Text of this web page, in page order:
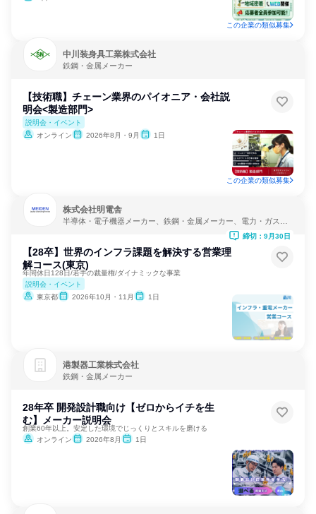
この企業の類似募集
中川装身具工業株式会社
鉄鋼・金属メーカー
【技術職】チェーン業界のパイオニア・会社説
明会<製造部門>
説明会・イベント
オンライン
2026年8月・9月 1日
この企業の類似募集
株式会社明電舎
半導体・電子機器メーカー、鉄鋼・金属メーカー、電力・ガス・
【28卒】世界のインフラ課題を解決する営業理
解コース(東京)
年間休日128日/若手の裁量権/ダイナミックな事業
説明会・イベント
東京都
2026年10月・11月 1日
締切：9月30日
港製器工業株式会社
鉄鋼・金属メーカー
28年卒 開発設計職向け【ゼロからイチを生
む】メーカー説明会
創業60年以上。安定した環境でじっくりとスキルを磨ける
オンライン
2026年8月 1日